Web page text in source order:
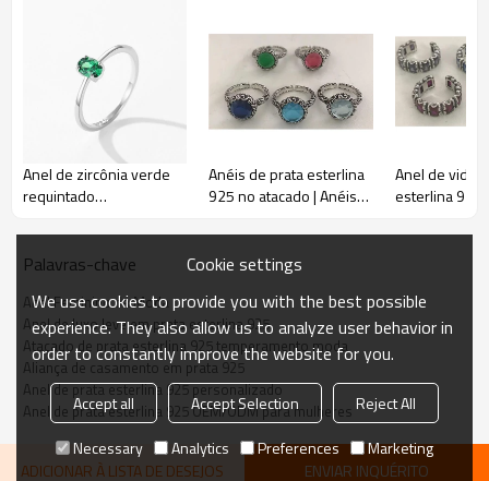
Anel de zircônia verde
requintado
| Alianças de casamento
femininas em prata
Anéis de prata esterlina
925 no atacado | Anéis
vidro para mulheres
Anel de vidro
esterlina 925
de prata para
Palavras-chave
Anel Feminino da Moda
Anel de luxo leve em prata esterlina 925
Atacado de prata esterlina 925 temperamento moda
Aliança de casamento em prata 925
Anel de prata esterlina 925 personalizado
Anel de prata esterlina 925 OEM/ODM para mulheres
ADICIONAR À LISTA DE DESEJOS ENVIAR INQUÉRITO
Cookie settings
We use cookies to provide you with the best possible
experience. They also allow us to analyze user behavior in
order to constantly improve the website for you.
Accept all Accept Selection
Reject All
Necessary
Analytics Preferences Marketing